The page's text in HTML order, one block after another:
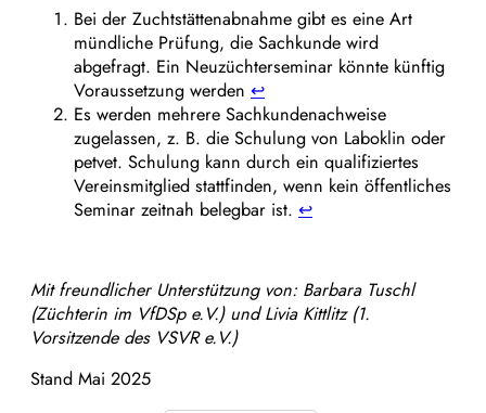
Bei der Zuchtstättenabnahme gibt es eine Art
mündliche Prüfung, die Sachkunde wird
abgefragt. Ein Neuzüchterseminar könnte künftig
Voraussetzung werden ↩︎
Es werden mehrere Sachkundenachweise
zugelassen, z. B. die Schulung von Laboklin oder
petvet. Schulung kann durch ein qualifiziertes
Vereinsmitglied stattfinden, wenn kein öffentliches
Seminar zeitnah belegbar ist. ↩︎
Mit freundlicher Unterstützung von: Barbara Tuschl
(Züchterin im VfDSp e.V.) und Livia Kittlitz (1.
Vorsitzende des VSVR e.V.)
Stand Mai 2025